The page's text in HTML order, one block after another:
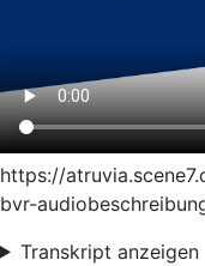
https://
bvr-
Transkript anzeigen